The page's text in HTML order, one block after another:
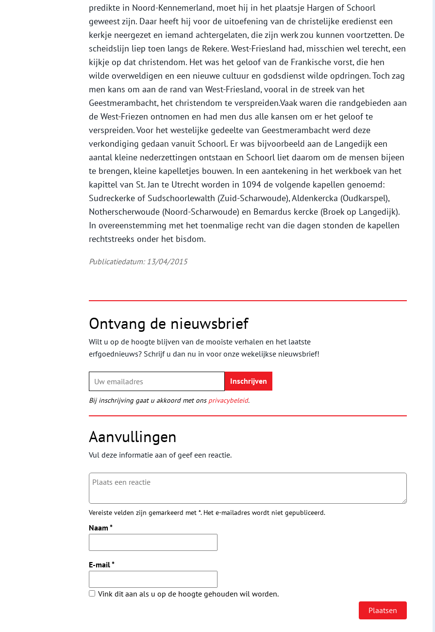
predikte in Noord-Kennemerland, moet hij in het plaatsje Hargen of Schoorl
geweest zijn. Daar heeft hij voor de uitoefening van de christelijke eredienst een
kerkje neergezet en iemand achtergelaten, die zijn werk zou kunnen voortzetten. De
scheidslijn liep toen langs de Rekere. West-Friesland had, misschien wel terecht, een
kijkje op dat christendom. Het was het geloof van de Frankische vorst, die hen
wilde overweldigen en een nieuwe cultuur en godsdienst wilde opdringen. Toch zag
men kans om aan de rand van West-Friesland, vooral in de streek van het
Geestmerambacht, het christendom te verspreiden.Vaak waren die randgebieden aan
de West-Friezen ontnomen en had men dus alle kansen om er het geloof te
verspreiden. Voor het westelijke gedeelte van Geestmerambacht werd deze
verkondiging gedaan vanuit Schoorl. Er was bijvoorbeeld aan de Langedijk een
aantal kleine nederzettingen ontstaan en Schoorl liet daarom om de mensen bijeen
te brengen, kleine kapelletjes bouwen. In een aantekening in het werkboek van het
kapittel van St. Jan te Utrecht worden in 1094 de volgende kapellen genoemd:
Sudreckerke of Sudschoorlewalth (Zuid-Scharwoude), Aldenkercka (Oudkarspel),
Notherscherwoude (Noord-Scharwoude) en Bemardus kercke (Broek op Langedijk).
In overeenstemming met het toenmalige recht van die dagen stonden de kapellen
rechtstreeks onder het bisdom.
Publicatiedatum: 13/04/2015
Ontvang de nieuwsbrief
Wilt u op de hoogte blijven van de mooiste verhalen en het laatste
erfgoednieuws? Schrijf u dan nu in voor onze wekelijkse nieuwsbrief!
Bij inschrijving gaat u akkoord met ons privacybeleid.
Aanvullingen
Vul deze informatie aan of geef een reactie.
Vereiste velden zijn gemarkeerd met *. Het e-mailadres wordt niet gepubliceerd.
Naam *
E-mail*
Vink dit aan als u op de hoogte gehouden wil worden.